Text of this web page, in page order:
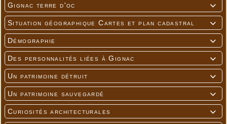

Gignac terre d'oc

Situation géographique Cartes et plan cadastral

Démographie

Des personnalités liées à Gignac

Un patrimoine détruit

Un patrimoine sauvegardé

Curiosités architecturales